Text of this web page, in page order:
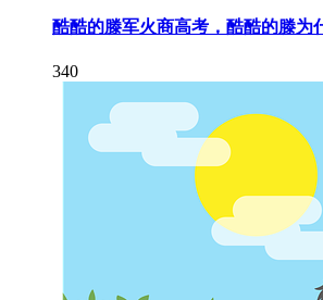
酷酷的滕军火商高考，酷酷的滕为
340